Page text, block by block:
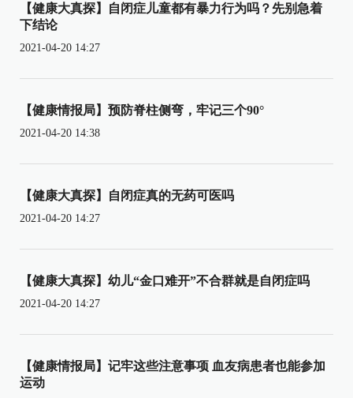
【健康大真探】自闭症儿童都有暴力行为吗？先别急着
下结论
2021-04-20 14:27
【健康情报局】预防脊柱侧弯，牢记三个90°
2021-04-20 14:38
【健康大真探】自闭症真的无药可医吗
2021-04-20 14:27
【健康大真探】幼儿“金口难开”不合群就是自闭症吗
2021-04-20 14:27
【健康情报局】记牢这些注意事项 血友病患者也能参加
运动